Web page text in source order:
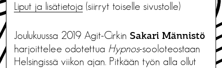
Liput ja lisätietoja (siirryt toiselle sivustolle)
Joulukuussa 2019 Agit-Cirkin Sakari Männistö
harjoittelee odotettua Hypnos-sooloteostaan
Helsingissä viikon ajan. Pitkään työn alla ollut